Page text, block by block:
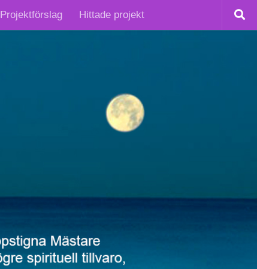
Projektförslag Hittade projekt